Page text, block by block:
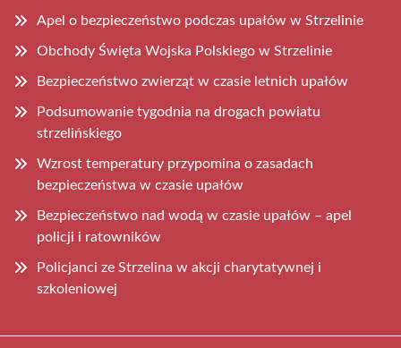
Apel o bezpieczeństwo podczas upałów w Strzelinie
Obchody Święta Wojska Polskiego w Strzelinie
Bezpieczeństwo zwierząt w czasie letnich upałów
Podsumowanie tygodnia na drogach powiatu
strzelińskiego
Wzrost temperatury przypomina o zasadach
bezpieczeństwa w czasie upałów
Bezpieczeństwo nad wodą w czasie upałów – apel
policji i ratowników
Policjanci ze Strzelina w akcji charytatywnej i
szkoleniowej